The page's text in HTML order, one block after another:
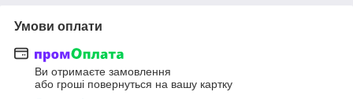
Умови оплати
Ви отримаєте замовлення
або гроші повернуться на вашу картку